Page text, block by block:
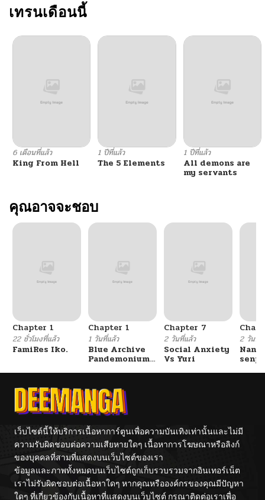
ตอนที่ 32
ตอนที่ 31
ตอนที่ 29 04/26/2025
ตอนที่ 28
ตอนที่ 27 04/26/2025
ตอนที่ 26
ตอนที่ 22 04/26/2025
04/26/2025
ตอนที่ 20
ตอนที่ 19 04/26/2025
ตอนที่ 18 04/26/2025
ตอนที่ 17 04/26/2025
เทรนเดือนนี้
6 เดือนที่แล้ว
King From Hell
1 ปีที่แล้ว
The 5 Elements
1 ปีที่แล้ว
All demons are
my servants
คุณอาจจะชอบ
Chapter 1
22 ชั่วโมงที่แล้ว
FamiRes Iko.
Chapter 1
1 วันที่แล้ว
Blue Archive
Pandemonium
Chapter 7
2 วันที่แล้ว
Social Anxiety
Vs Yuri
2 วันที่แ
เว็บไซต์นี้ให้บริการเนื้อหาการ์ตูนเพื่อความบันเทิงเท่านั้นและไม่มี
ความรับผิดชอบต่อความเสียหายใดๆ เนื้อหาการโฆษณาหรือลิงก์
ของบุคคลที่สามที่แสดงบนเว็บไซต์ของเรา
ข้อมูลและภาพทั้งหมดบนเว็บไซต์ถูกเก็บรวบรวมจากอินเทอร์เน็ต
เราไม่รับผิดชอบต่อเนื้อหาใดๆ หากคุณหรือองค์กรของคุณมีปัญหา
ใดๆ ที่เกี่ยวข้องกับเนื้อหาที่แสดงบนเว็บไซต์ กรุณาติดต่อเราเพื่อ